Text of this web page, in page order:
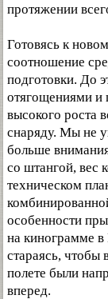
протяжении
Готовясь к
соотношение
подготовки. До
отягощениями и
высокого роста
снаряду. Мы не
больше
со штангой, вес
техническом
особенности
на кинограмме в
стараясь, чтобы
полете были
вперед.